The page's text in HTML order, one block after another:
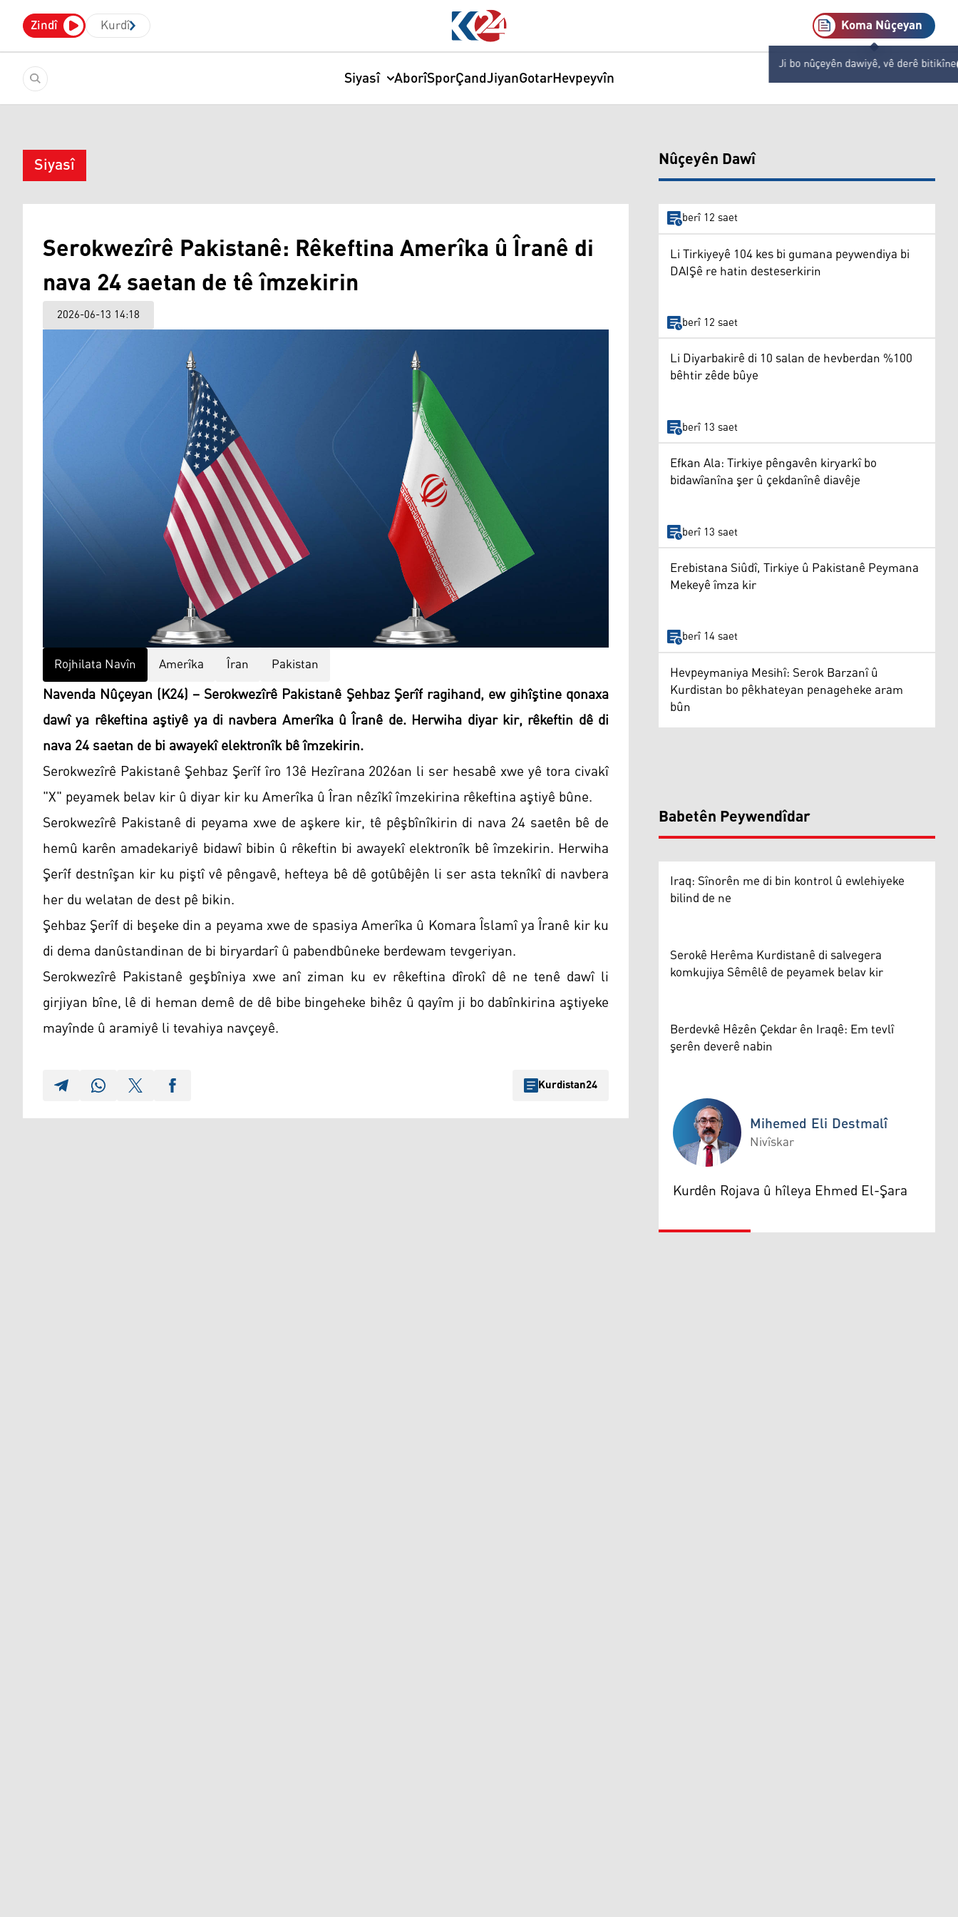
Zindî Kurdî Koma Nûçeyan
Ji bo nûçeyên dawiyê, vê derê bitikîne
Siyasî AborîSporÇandJiyanGotarHevpeyvîn
Siyasî
Serokwezîrê Pakistanê: Rêkeftina Amerîka û Îranê di
nava 24 saetan de tê îmzekirin
2026-06-13 14:18
Rojhilata Navîn Amerîka Îran Pakistan
Navenda Nûçeyan (K24) – Serokwezîrê Pakistanê Şehbaz Şerîf ragihand, ew gihîştine qonaxa
dawî ya rêkeftina aştiyê ya di navbera Amerîka û Îranê de. Herwiha diyar kir, rêkeftin dê di
nava 24 saetan de bi awayekî elektronîk bê îmzekirin.
Serokwezîrê Pakistanê Şehbaz Şerîf îro 13ê Hezîrana 2026an li ser hesabê xwe yê tora civakî
"X" peyamek belav kir û diyar kir ku Amerîka û Îran nêzîkî îmzekirina rêkeftina aştiyê bûne.
Serokwezîrê Pakistanê di peyama xwe de aşkere kir, tê pêşbînîkirin di nava 24 saetên bê de
hemû karên amadekariyê bidawî bibin û rêkeftin bi awayekî elektronîk bê îmzekirin. Herwiha
Şerîf destnîşan kir ku piştî vê pêngavê, hefteya bê dê gotûbêjên li ser asta teknîkî di navbera
her du welatan de dest pê bikin.
Şehbaz Şerîf di beşeke din a peyama xwe de spasiya Amerîka û Komara Îslamî ya Îranê kir ku
di dema danûstandinan de bi biryardarî û pabendbûneke berdewam tevgeriyan.
Serokwezîrê Pakistanê geşbîniya xwe anî ziman ku ev rêkeftina dîrokî dê ne tenê dawî li
girjiyan bîne, lê di heman demê de dê bibe bingeheke bihêz û qayîm ji bo dabînkirina aştiyeke
mayînde û aramiyê li tevahiya navçeyê.
Kurdistan24
Nûçeyên Dawî
berî 12 saet
Li Tirkiyeyê 104 kes bi gumana peywendiya bi
DAIŞê re hatin desteserkirin
berî 12 saet
Li Diyarbakirê di 10 salan de hevberdan %100
bêhtir zêde bûye
berî 13 saet
Efkan Ala: Tirkiye pêngavên kiryarkî bo
bidawîanîna şer û çekdanînê diavêje
berî 13 saet
Erebistana Siûdî, Tirkiye û Pakistanê Peymana
Mekeyê îmza kir
berî 14 saet
Hevpeymaniya Mesihî: Serok Barzanî û
Kurdistan bo pêkhateyan penageheke aram
bûn
Babetên Peywendîdar
Iraq: Sînorên me di bin kontrol û ewlehiyeke
bilind de ne
Serokê Herêma Kurdistanê di salvegera
komkujiya Sêmêlê de peyamek belav kir
Berdevkê Hêzên Çekdar ên Iraqê: Em tevlî
şerên deverê nabin
Mihemed Eli Destmalî
Mihemed Eli Destmalî
Nivîskar
Kurdên Rojava û hîleya Ehmed El-Şara